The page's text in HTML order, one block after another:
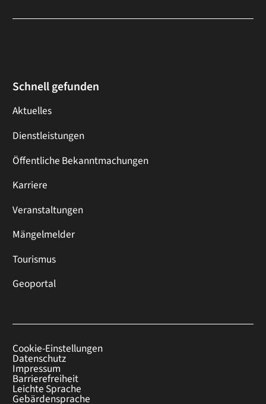
Schnell gefunden
Aktuelles
Dienstleistungen
Öffentliche Bekanntmachungen
Karriere
Veranstaltungen
Mängelmelder
Tourismus
Geoportal
Cookie-Einstellungen
Datenschutz
Impressum
Barrierefreiheit
Leichte Sprache
Gebärdensprache